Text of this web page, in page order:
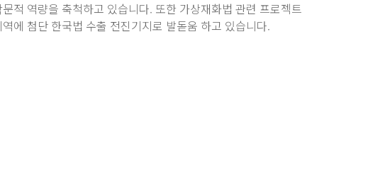
적 역량을 축척하고 있습니다. 또한 가상재화법 관련 프로젝트
에 첨단 한국법 수출 전진기지로 발돋움 하고 있습니다.